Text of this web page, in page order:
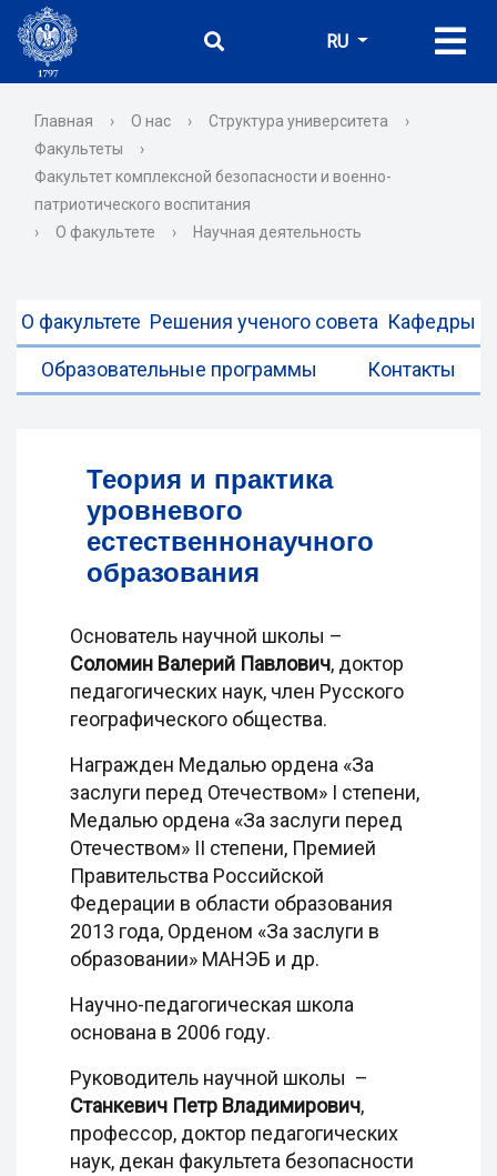
RU
Главная › О нас › Структура университета
›
Факультеты
›
Факультет комплексной безопасности и военно-
патриотического воспитания
›
О факультете › Научная деятельность
О факультете Решения ученого совета Кафедры
Образовательные программы Контакты
Теория и практика
уровневого
естественнонаучного
образования
Основатель научной школы –
Соломин Валерий Павлович, доктор
педагогических наук, член Русского
географического общества.
Награжден Медалью ордена «За
заслуги перед Отечеством» I степени,
Медалью ордена «За заслуги перед
Отечеством» II степени, Премией
Правительства Российской
Федерации в области образования
2013 года, Орденом «За заслуги в
образовании» МАНЭБ и др.
Научно-педагогическая школа
основана в 2006 году.
Руководитель научной школы –
Станкевич Петр Владимирович,
профессор, доктор педагогических
наук, декан факультета безопасности